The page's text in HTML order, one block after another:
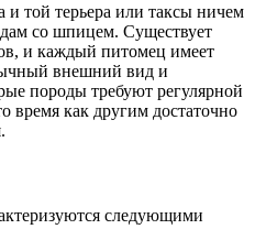
той терьера или таксы ничем
со шпицем. Существует
и каждый питомец имеет
внешний вид и
породы требуют регулярной
время как другим достаточно
следующими